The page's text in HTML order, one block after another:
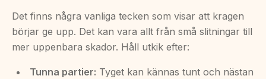
Det finns några vanliga tecken som visar att kragen
börjar ge upp. Det kan vara allt från små slitningar till
mer uppenbara skador. Håll utkik efter:
Tunna partier: Tyget kan kännas tunt och nästan